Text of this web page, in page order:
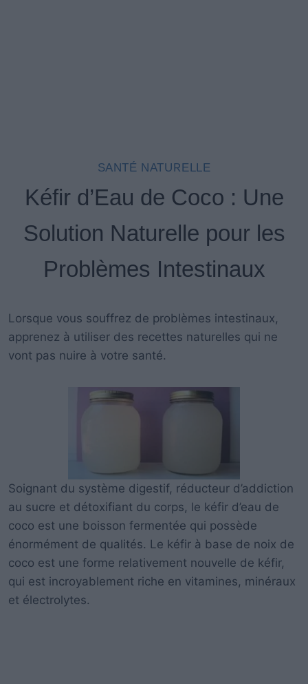
SANTÉ NATURELLE
Kéfir d’Eau de Coco : Une
Solution Naturelle pour les
Problèmes Intestinaux
Lorsque vous souffrez de problèmes intestinaux,
apprenez à utiliser des recettes naturelles qui ne
vont pas nuire à votre santé.
Soignant du système digestif, réducteur d’addiction
au sucre et détoxifiant du corps, le kéfir d’eau de
coco est une boisson fermentée qui possède
énormément de qualités. Le kéfir à base de noix de
coco est une forme relativement nouvelle de kéfir,
qui est incroyablement riche en vitamines, minéraux
et électrolytes.